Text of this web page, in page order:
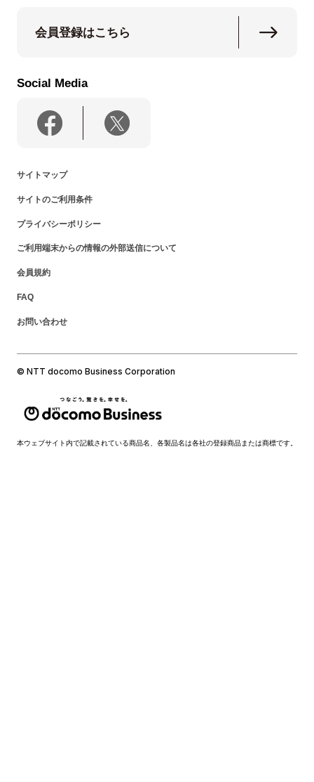
会員登録はこちら
Social Media
サイトマップ
サイトのご利用条件
プライバシーポリシー
ご利用端末からの情報の外部送信について
会員規約
FAQ
お問い合わせ
© NTT docomo Business Corporation
本ウェブサイト内で記載されている商品名、各製品名は各社の登録商品または商標です。